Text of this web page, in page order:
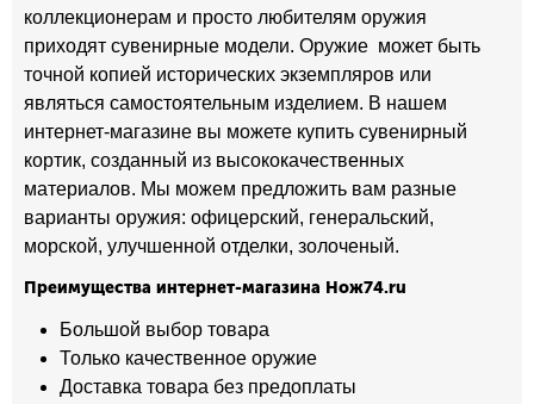
коллекционерам и просто любителям оружия
приходят сувенирные модели. Оружие может быть
точной копией исторических экземпляров или
являться самостоятельным изделием. В нашем
интернет-магазине вы можете купить сувенирный
кортик, созданный из высококачественных
материалов. Мы можем предложить вам разные
варианты оружия: офицерский, генеральский,
морской, улучшенной отделки, золоченый.
Преимущества интернет-магазина Нож74.ru
Большой выбор товара
Только качественное оружие
Доставка товара без предоплаты